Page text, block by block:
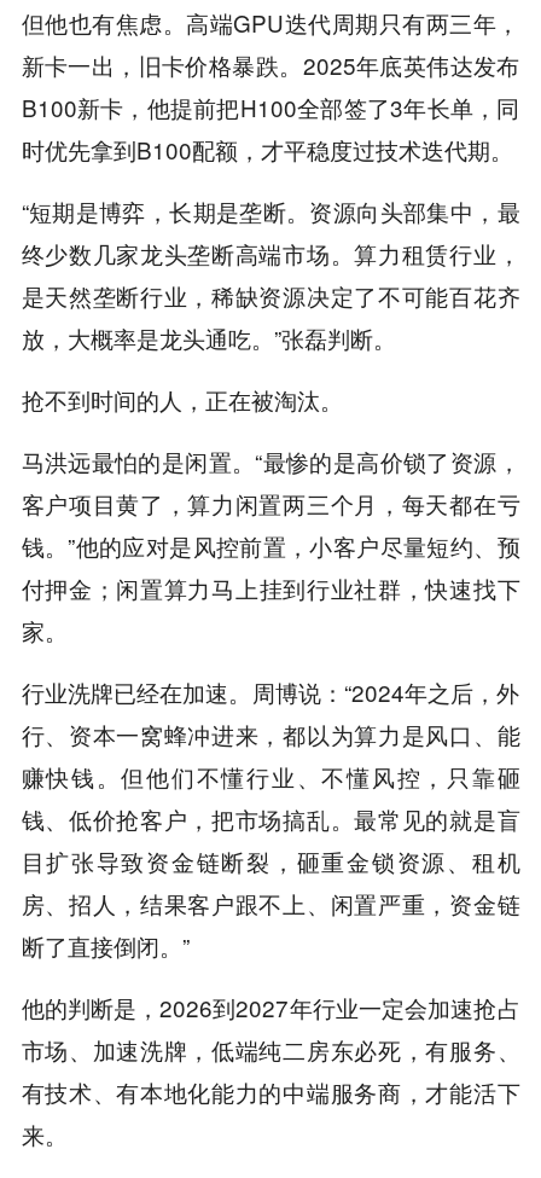
但他也有焦虑。高端GPU迭代周期只有两三年，
新卡一出，旧卡价格暴跌。2025年底英伟达发布
B100新卡，他提前把H100全部签了3年长单，同
时优先拿到B100配额，才平稳度过技术迭代期。
“短期是博弈，长期是垄断。资源向头部集中，最
终少数几家龙头垄断高端市场。算力租赁行业，
是天然垄断行业，稀缺资源决定了不可能百花齐
放，大概率是龙头通吃。”张磊判断。
抢不到时间的人，正在被淘汰。
马洪远最怕的是闲置。“最惨的是高价锁了资源，
客户项目黄了，算力闲置两三个月，每天都在亏
钱。”他的应对是风控前置，小客户尽量短约、预
付押金；闲置算力马上挂到行业社群，快速找下
家。
行业洗牌已经在加速。周博说：“2024年之后，外
行、资本一窝蜂冲进来，都以为算力是风口、能
赚快钱。但他们不懂行业、不懂风控，只靠砸
钱、低价抢客户，把市场搞乱。最常见的就是盲
目扩张导致资金链断裂，砸重金锁资源、租机
房、招人，结果客户跟不上、闲置严重，资金链
断了直接倒闭。”
他的判断是，2026到2027年行业一定会加速抢占
市场、加速洗牌，低端纯二房东必死，有服务、
有技术、有本地化能力的中端服务商，才能活下
来。